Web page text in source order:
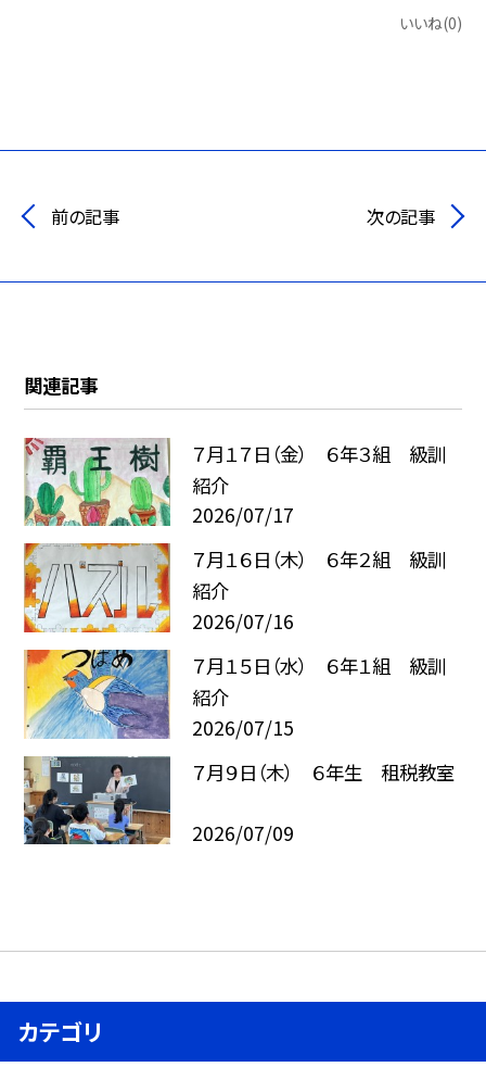
いいね(0)
前の記事 次の記事
関連記事
７月１７日（金） ６年３組 級訓
紹介
2026/07/17
７月１６日（木） ６年２組 級訓
紹介
2026/07/16
７月１５日（水） ６年１組 級訓
紹介
2026/07/15
７月９日（木） ６年生 租税教室
2026/07/09
カテゴリ